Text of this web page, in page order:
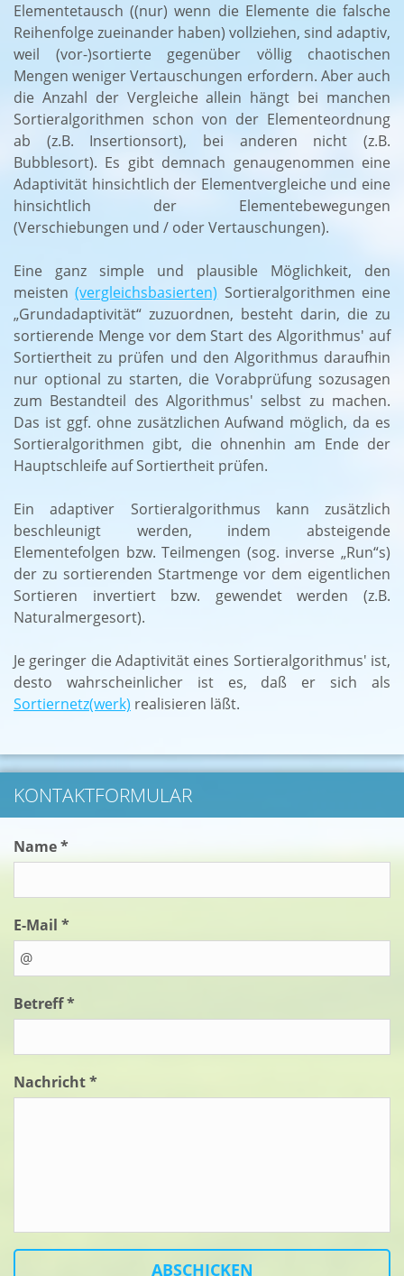
Elementetausch ((nur) wenn die Elemente die falsche
Reihenfolge zueinander haben) vollziehen, sind adaptiv,
weil (vor-)sortierte gegenüber völlig chaotischen
Mengen weniger Vertauschungen erfordern. Aber auch
die Anzahl der Vergleiche allein hängt bei manchen
Sortieralgorithmen schon von der Elementeordnung
ab (z.B. Insertionsort), bei anderen nicht (z.B.
Bubblesort). Es gibt demnach genaugenommen eine
Adaptivität hinsichtlich der Elementvergleiche und eine
hinsichtlich der Elementebewegungen
(Verschiebungen und / oder Vertauschungen).
Eine ganz simple und plausible Möglichkeit, den
meisten(vergleichsbasierten) Sortieralgorithmen eine
„Grundadaptivität“ zuzuordnen, besteht darin, die zu
sortierende Menge vor dem Start des Algorithmus' auf
Sortiertheit zu prüfen und den Algorithmus daraufhin
nur optional zu starten, die Vorabprüfung sozusagen
zum Bestandteil des Algorithmus' selbst zu machen.
Das ist ggf. ohne zusätzlichen Aufwand möglich, da es
Sortieralgorithmen gibt, die ohnenhin am Ende der
Hauptschleife auf Sortiertheit prüfen.
Ein adaptiver Sortieralgorithmus kann zusätzlich
beschleunigt werden, indem absteigende
Elementefolgen bzw. Teilmengen (sog. inverse „Run“s)
der zu sortierenden Startmenge vor dem eigentlichen
Sortieren invertiert bzw. gewendet werden (z.B.
Naturalmergesort).
Je geringer die Adaptivität eines Sortieralgorithmus' ist,
desto wahrscheinlicher ist es, daß er sich als
Sortiernetz(werk) realisieren läßt.
KONTAKTFORMULAR
Name *
E-Mail *
Betreff *
Nachricht *